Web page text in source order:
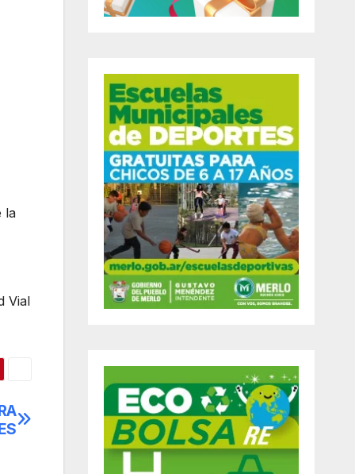
la
Vial